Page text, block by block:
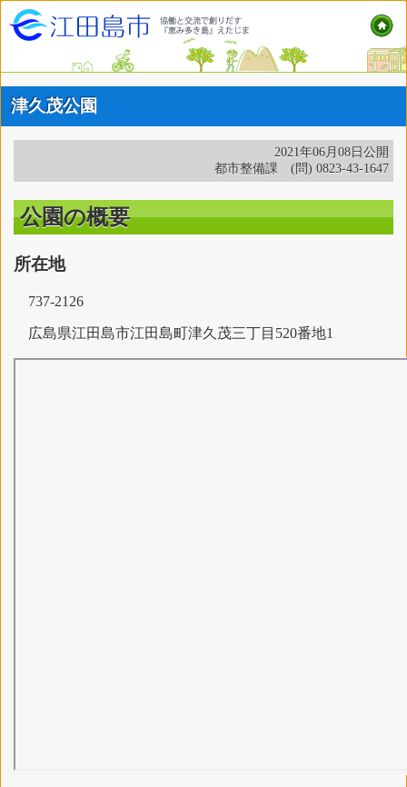
津久茂公園
2021年06月08日公開
都市整備課 (問) 0823-43-1647
公園の概要
所在地
737-2126
広島県江田島市江田島町津久茂三丁目520番地1